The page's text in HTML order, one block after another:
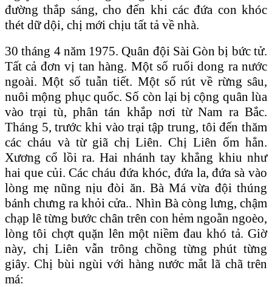
đường thắp sáng, cho đến khi các đứa con khóc
thét dữ dội, chị mới chịu tất tả về nhà.
30 tháng 4 năm 1975. Quân đội Sài Gòn bị bức tử.
Tất cả đơn vị tan hàng. Một số ruổi dong ra nước
ngoài. Một số tuẫn tiết. Một số rút về rừng sâu,
nuôi mộng phục quốc. Số còn lại bị cộng quân lùa
vào trại tù, phân tán khắp nơi từ Nam ra Bắc.
Tháng 5, trước khi vào trại tập trung, tôi đến thăm
các cháu và từ giã chị Liên. Chị Liên ốm hẳn.
Xương cổ lồi ra. Hai nhánh tay khẳng khiu như
hai que củi. Các cháu đứa khóc, đứa la, đứa sà vào
lòng mẹ nũng nịu đòi ăn. Bà Má vừa đội thúng
bánh chưng ra khỏi cửa.. Nhìn Bà còng lưng, chậm
chạp lê từng bước chân trên con hẻm ngoằn ngoèo,
lòng tôi chợt quặn lên một niềm đau khó tả. Giờ
này, chị Liên vẫn trông chồng từng phút từng
giây. Chị bùi ngùi với hàng nước mắt lã chã trên
má: